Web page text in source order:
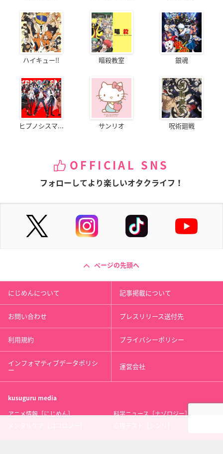
ハイキュー!! 暗殺教室 銀魂
ヒプノシスマ... サンリオ 呪術廻戦
OFFICIAL SNS
フォローしてより楽しいオタクライフ！
ページの先頭へ
にじめんについて 記事掲載について
お問い合わせ プレスリリース送付先
利用規約 プライバシーポリシー
インフォマティブデータポリシ
ー 運営会社
kusuguru media
アニメ情報［にじめん］
科学ニュース［ナゾロジー］